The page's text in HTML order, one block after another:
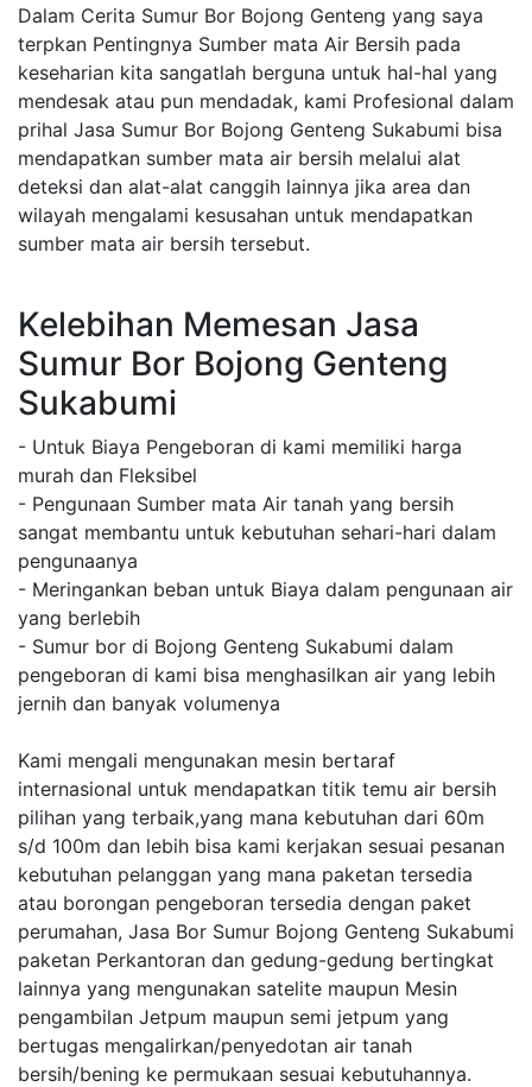
Dalam Cerita Sumur Bor Bojong Genteng yang saya
terpkan Pentingnya Sumber mata Air Bersih pada
keseharian kita sangatlah berguna untuk hal-hal yang
mendesak atau pun mendadak, kami Profesional dalam
prihal Jasa Sumur Bor Bojong Genteng Sukabumi bisa
mendapatkan sumber mata air bersih melalui alat
deteksi dan alat-alat canggih lainnya jika area dan
wilayah mengalami kesusahan untuk mendapatkan
sumber mata air bersih tersebut.
Kelebihan Memesan Jasa
Sumur Bor Bojong Genteng
Sukabumi
- Untuk Biaya Pengeboran di kami memiliki harga
murah dan Fleksibel
- Pengunaan Sumber mata Air tanah yang bersih
sangat membantu untuk kebutuhan sehari-hari dalam
pengunaanya
- Meringankan beban untuk Biaya dalam pengunaan air
yang berlebih
- Sumur bor di Bojong Genteng Sukabumi dalam
pengeboran di kami bisa menghasilkan air yang lebih
jernih dan banyak volumenya
Kami mengali mengunakan mesin bertaraf
internasional untuk mendapatkan titik temu air bersih
pilihan yang terbaik,yang mana kebutuhan dari 60m
s/d 100m dan lebih bisa kami kerjakan sesuai pesanan
kebutuhan pelanggan yang mana paketan tersedia
atau borongan pengeboran tersedia dengan paket
perumahan, Jasa Bor Sumur Bojong Genteng Sukabumi
paketan Perkantoran dan gedung-gedung bertingkat
lainnya yang mengunakan satelite maupun Mesin
pengambilan Jetpum maupun semi jetpum yang
bertugas mengalirkan/penyedotan air tanah
bersih/bening ke permukaan sesuai kebutuhannya.